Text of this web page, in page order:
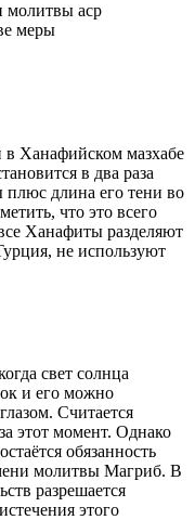
молитвы аср
меры
Ханафийском мазхабе
в два раза
плюс длина его тени во
что это всего
Ханафиты разделяют
не используют
свет солнца
и его можно
Считается
этот момент. Однако
обязанность
молитвы Магриб. В
разрешается
этого